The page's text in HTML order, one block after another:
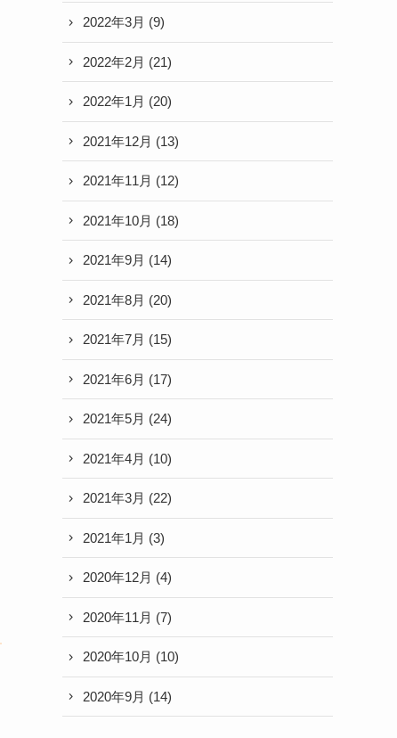
2022年3月 (9)
2022年2月 (21)
2022年1月 (20)
2021年12月 (13)
2021年11月 (12)
2021年10月 (18)
2021年9月 (14)
2021年8月 (20)
2021年7月 (15)
2021年6月 (17)
2021年5月 (24)
2021年4月 (10)
2021年3月 (22)
2021年1月 (3)
2020年12月 (4)
2020年11月 (7)
2020年10月 (10)
2020年9月 (14)